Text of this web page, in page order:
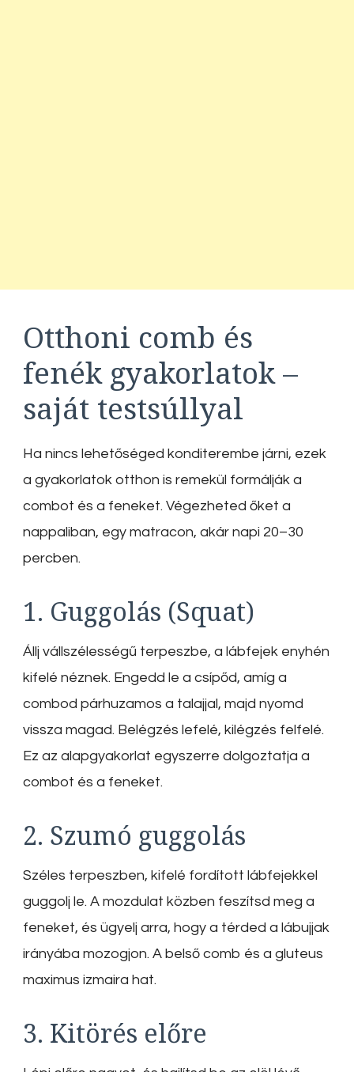
Otthoni comb és
fenék gyakorlatok –
saját testsúllyal
Ha nincs lehetőséged konditerembe járni, ezek
a gyakorlatok otthon is remekül formálják a
combot és a feneket. Végezheted őket a
nappaliban, egy matracon, akár napi 20–30
percben.
1. Guggolás (Squat)
Állj vállszélességű terpeszbe, a lábfejek enyhén
kifelé néznek. Engedd le a csípőd, amíg a
combod párhuzamos a talajjal, majd nyomd
vissza magad. Belégzés lefelé, kilégzés felfelé.
Ez az alapgyakorlat egyszerre dolgoztatja a
combot és a feneket.
2. Szumó guggolás
Széles terpeszben, kifelé fordított lábfejekkel
guggolj le. A mozdulat közben feszítsd meg a
feneket, és ügyelj arra, hogy a térded a lábujjak
irányába mozogjon. A belső comb és a gluteus
maximus izmaira hat.
3. Kitörés előre